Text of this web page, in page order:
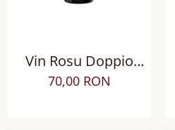
Vin Rosu Doppio
Passo Appassimento
Puglia IGT sec
70,00 RON